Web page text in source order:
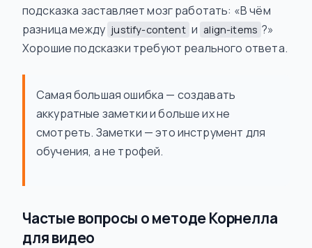
подсказка заставляет мозг работать: «В чём
разница между justify-content и align-items ?»
Хорошие подсказки требуют реального ответа.
Самая большая ошибка — создавать
аккуратные заметки и больше их не
смотреть. Заметки — это инструмент для
обучения, а не трофей.
Частые вопросы о методе Корнелла
для видео